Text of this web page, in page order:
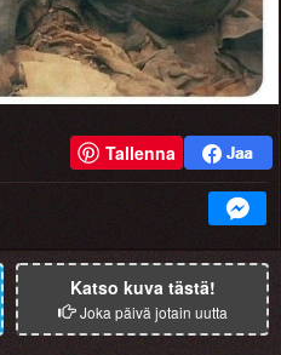
Tallenna
Katso kuva tästä!
Joka päivä jotain uutta